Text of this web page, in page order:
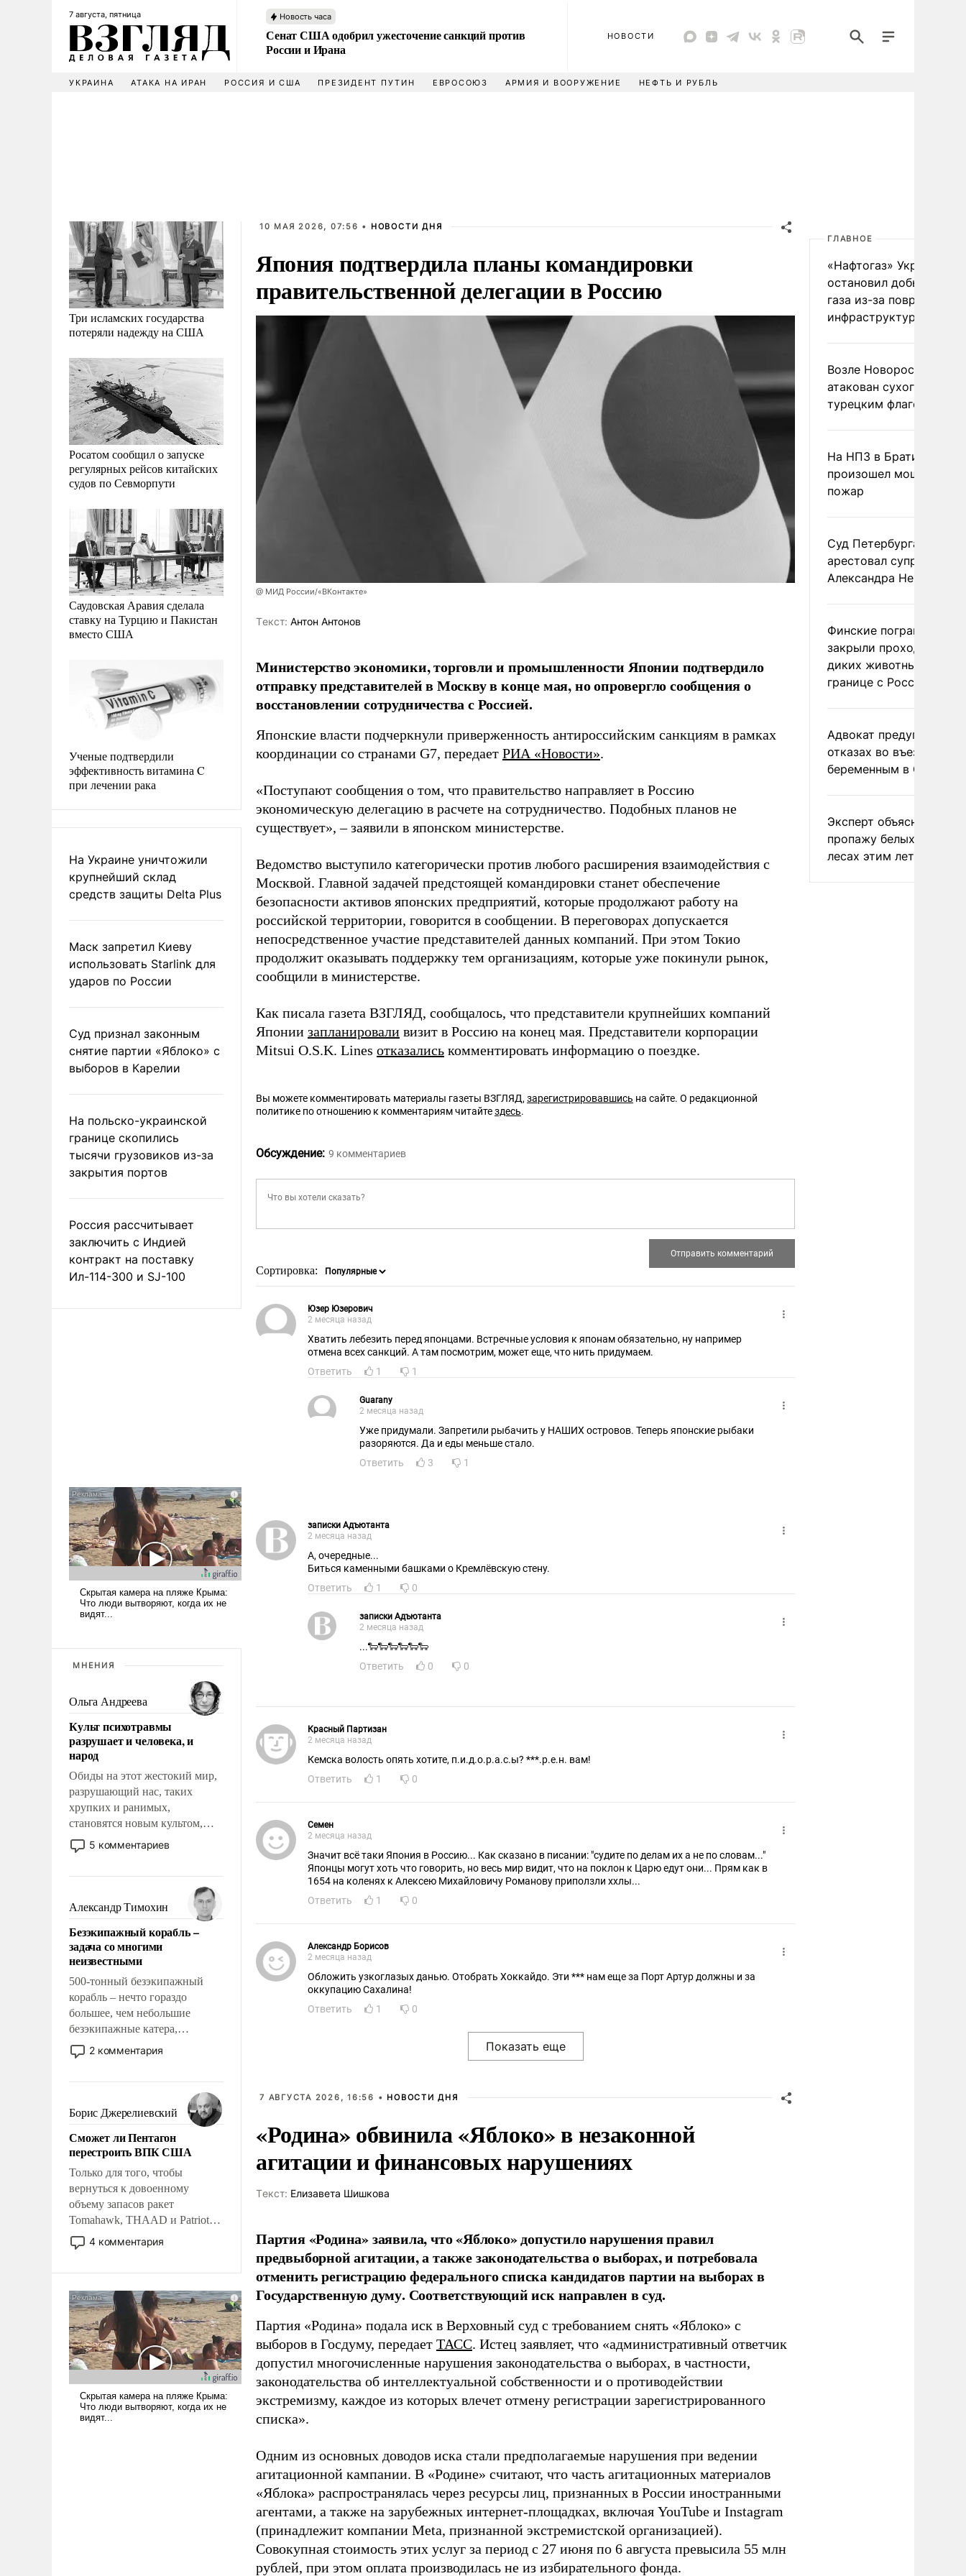
7 августа, пятница Новость часа
Сенат США одобрил ужесточение санкций против
России и Ирана
НОВОСТИ
УКРАИНА АТАКА НА ИРАН РОССИЯ И США ПРЕЗИДЕНТ ПУТИН ЕВРОСОЮЗ АРМИЯ И ВООРУЖЕНИЕ НЕФТЬ И РУБЛЬ
Три исламских государства
потеряли надежду на США
Росатом сообщил о запуске
регулярных рейсов китайских
судов по Севморпути
Саудовская Аравия сделала
ставку на Турцию и Пакистан
вместо США
Ученые подтвердили
эффективность витамина C
при лечении рака
На Украине уничтожили
крупнейший склад
средств защиты Delta Plus
Маск запретил Киеву
использовать Starlink для
ударов по России
Суд признал законным
снятие партии «Яблоко» с
выборов в Карелии
На польско-украинской
границе скопились
тысячи грузовиков из-за
закрытия портов
Россия рассчитывает
заключить с Индией
контракт на поставку
Ил-114-300 и SJ-100
МНЕНИЯ
Ольга Андреева
Культ психотравмы
разрушает и человека, и
народ
Обиды на этот жестокий мир,
разрушающий нас, таких
хрупких и ранимых,
становятся новым культом,
постепенно вытесняя и
отменяя традиционное
мужественным и твердым под
ударами судьбы, брать на себя
ответственность, помогать
слабым, идти вперед и
адаптироваться.
5 комментариев
Александр Тимохин
Безэкипажный корабль –
задача со многими
неизвестными
500-тонный безэкипажный
корабль – нечто гораздо
большее, чем небольшие
безэкипажные катера,
применение которых уже
стало обыденностью. Задача по
сложна и амбициозна. Однако
и ее реализация радикально
поднимет наши боевые
возможности.
2 комментария
Борис Джерелиевский
Сможет ли Пентагон
перестроить ВПК США
Только для того, чтобы
вернуться к довоенному
объему запасов ракет
Tomahawk, THAAD и Patriot
США потребуется более трех
лет. Даже небольшая война с
Сложившаяся ситуация
означает многолетний период
уязвимости США, например,
перед Китаем.
4 комментария
10 МАЯ 2026, 07:56 • НОВОСТИ ДНЯ
Япония подтвердила планы командировки
правительственной делегации в Россию
@ МИД России/«ВКонтакте»
Tекст: Антон Антонов
Министерство экономики, торговли и промышленности Японии подтвердило
отправку представителей в Москву в конце мая, но опровергло сообщения о
восстановлении сотрудничества с Россией.
Японские власти подчеркнули приверженность антироссийским санкциям в рамках
координации со странами G7, передает РИА «Новости».
«Поступают сообщения о том, что правительство направляет в Россию
экономическую делегацию в расчете на сотрудничество. Подобных планов не
существует», – заявили в японском министерстве.
Ведомство выступило категорически против любого расширения взаимодействия с
Москвой. Главной задачей предстоящей командировки станет обеспечение
безопасности активов японских предприятий, которые продолжают работу на
российской территории, говорится в сообщении. В переговорах допускается
непосредственное участие представителей данных компаний. При этом Токио
продолжит оказывать поддержку тем организациям, которые уже покинули рынок,
сообщили в министерстве.
Как писала газета ВЗГЛЯД, сообщалось, что представители крупнейших компаний
Японии запланировали визит в Россию на конец мая. Представители корпорации
Mitsui O.S.K. Lines отказались комментировать информацию о поездке.
Вы можете комментировать материалы газеты ВЗГЛЯД,зарегистрировавшись на сайте. О редакционной
политике по отношению к комментариям читайтездесь.
Обсуждение: 9 комментариев
Сортировка:
Юзер Юзерович
2 месяца назад
Хватить лебезить перед японцами. Встречные условия к японам обязательно, ну например
отмена всех санкций. А там посмотрим, может еще, что нить придумаем.
Ответить
1 1
Guarany
2 месяца назад
Уже придумали. Запретили рыбачить у НАШИХ островов. Теперь японские рыбаки
разоряются. Да и еды меньше стало.
Ответить
3 1
записки Адъютанта
2 месяца назад
А, очередные...
Биться каменными башками о Кремлёвскую стену.
Ответить
1 0
записки Адъютанта
2 месяца назад
...🐑🐑🐑🐑🐑🐑
Ответить
0 0
Красный Партизан
2 месяца назад
Кемска волость опять хотите, п.и.д.о.р.а.с.ы? ***.р.е.н. вам!
Ответить
1 0
Семен
2 месяца назад
Значит всё таки Япония в Россию... Как сказано в писании: "судите по делам их а не по словам..."
Японцы могут хоть что говорить, но весь мир видит, что на поклон к Царю едут они... Прям как в
1654 на коленях к Алексею Михайловичу Романову приползли ххлы...
Ответить
1 0
Александр Борисов
2 месяца назад
Обложить узкоглазых данью. Отобрать Хоккайдо. Эти *** нам еще за Порт Артур должны и за
оккупацию Сахалина!
Ответить
1 0
7 АВГУСТА 2026, 16:56 • НОВОСТИ ДНЯ
«Родина» обвинила «Яблоко» в незаконной
агитации и финансовых нарушениях
Tекст: Елизавета Шишкова
Партия «Родина» заявила, что «Яблоко» допустило нарушения правил
предвыборной агитации, а также законодательства о выборах, и потребовала
отменить регистрацию федерального списка кандидатов партии на выборах в
Государственную думу. Соответствующий иск направлен в суд.
Партия «Родина» подала иск в Верховный суд с требованием снять «Яблоко» с
выборов в Госдуму, передает ТАСС. Истец заявляет, что «административный ответчик
допустил многочисленные нарушения законодательства о выборах, в частности,
законодательства об интеллектуальной собственности и о противодействии
экстремизму, каждое из которых влечет отмену регистрации зарегистрированного
списка».
Одним из основных доводов иска стали предполагаемые нарушения при ведении
агитационной кампании. В «Родине» считают, что часть агитационных материалов
«Яблока» распространялась через ресурсы лиц, признанных в России иностранными
агентами, а также на зарубежных интернет-площадках, включая YouTube и Instagram
(принадлежит компании Meta, признанной экстремистской организацией).
Совокупная стоимость этих услуг за период с 27 июня по 6 августа превысила 55 млн
рублей, при этом оплата производилась не из избирательного фонда.
ГЛАВНОЕ
«Нафтогаз» Украины
остановил добычу
газа из-за повреждения
инфраструктуры
Возле Новороссийска
атакован сухогруз под
турецким флагом
На НПЗ в Братиславе
произошел мощный
пожар
Суд Петербурга заочно
арестовал супругу
Александра Невзорова
Финские пограничники
закрыли проходы для
диких животных на
границе с Россией
Адвокат предупредил
отказах во въезде
беременным в США
Эксперт объяснил
пропажу белых грибов
лесах этим летом